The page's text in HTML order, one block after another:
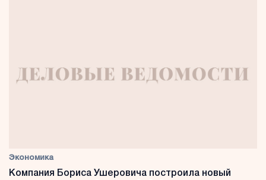
Экономика
Компания Бориса Ушеровича построила новый